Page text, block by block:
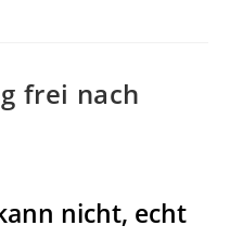
frei nach
nicht, echt